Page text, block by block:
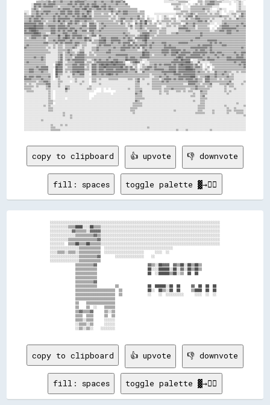
copy to clipboard 👍 upvote 👎 downvote
fill: spaces toggle palette ▓→✊🏽
░░░░░░░░░░░░░░░░░░░░░░░░░░░░░░░░░░░░░░░░░░░░░░░░░░░░░░░░░░░░░░░░░░░░░░░░░░░░░░░░░░░░░░░░░░░░░░
░░░░░░░░░░▒▒▒▒████░░░░██▒▒▒▒░░░░░░░░░░░░░░░░░░░░░░░░░░░░░░░░░░░░░░░░░░░░░░░░░░░░░░░░░░░░░░░░░░
░░░░░░░░░░░░▓▓▒▒▒▒▒▒░░▓▓▓▓▓▓░░░░░░░░░░░░░░░░░░░░░░░░░░░░░░░░░░░░░░░░░░░░░░░░░░░░░░░░░░░░░░░░░░
░░░░░░░░░░░░░░▒▒▒▒▒▒▒▒▒▒▓▓▒▒░░░░░░░░░░░░░░░░░░░░░░░░░░░░░░░░░░░░░░░░░░░░░░░░░░░░░░░░░░░░░░░░░░
░░░░░░░░░░▒▒▒▒▒▒▒▒▒▒▒▒▒▒▒▒▓▓░░░░░░░░░░░░░░░░░░░░░░░░░░░░░░░░░░░░░░░░░░░░░░░░░░░░░░░░░░░░░░░░░░
░░░░░░░░  ▒▒▒▒██▒▒▒▒██▒▒▒▒▒▒░░░░░░░░░░░░░░░░░░░░░░░░░░░░░░░░░░░░░░░░░░░░░░░░░░░░░░░░░░░░░░░░░░
░░░░░░░░░░░░░░░░▒▒▒▒▒▒▒▒▒▒▒▒  ░░░░░░░░░░░░░░░░░░░░░░░░░░░░░░░░░░░░░░
░░░░▒▒▒▒░░▒▒▒▒░░▒▒▒▒▒▒▒▒▒▒▒▒  ░░░░░░░░░░░░░░░░░░░░░░      ░░░░  ░░
░░░░░░░░░░░░░░░░▒▒▒▒▒▒▒▒▒▒▓▓        ░░░░░░░░░░░░░░░░    ░░
░░░░░░░░░░░░░░░░▒▒▒▒▒▒▒▒▒▒▒▒
              ▒▒▒▒▒▒▒▒▒▒▓▓                            ▓▓▒▒░░██▓▓▓▓  ▓▓▒▒██░░██▒▒██▒▒
              ▒▒▒▒▒▒▒▒▒▒▒▒                            ██░░░░██████░░██░░▓▓░░██▒▒██▒▒
              ▒▒▒▒▒▒▒▒▒▒▒▒                            ██  ░░██████▒▒██░░▒▒  ██  ██
              ▒▒▒▒▒▒▒▒▒▒▒▒
              ▒▒▒▒▒▒▒▒▒▒▓▓
              ▒▒▒▒▒▒▒▒▒▒▒▒          ▒▒                ██  ██████░░██  ██      ▓▓  ██  ██  ██
              ▒▒▒▒▒▒▒▒▒▒▒▒▒▒▒▒▒▒▒▒▒▒  ▒▒              ██░░  ██▒▒░░██  ██      ▒▒████  ██  ██
              ▒▒▒▒▒▒▒▒▒▒▒▒▒▒▒▒▒▒▒▒▒▒  ▒▒              ░░    ░░  ░░░░░░░░░░      ░░░░  ░░  ░░
              ▒▒▒▒▒▒▒▒▒▒▒▒▒▒▒▒▒▒▒▒▒▒
              ▒▒    ▒▒▒▒▒▒▒▒▒▒▒▒▒▒▒▒
              ▒▒    ▒▒  ░░    ▒▒▒▒▒▒
              ▒▒▓▓▒▒▒▒▓▓      ▒▒░░▒▒
              ▒▒▒▒  ▒▒▒▒      ▒▒  ▒▒
              ▒▒▒▒░░▒▒▒▒      ░░░░░░
              ░░▒▒▒▒░░▒▒      ░░░░░░
copy to clipboard 👍 upvote 👎 downvote
fill: spaces toggle palette ▓→✊🏽